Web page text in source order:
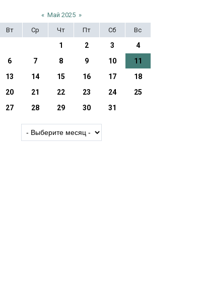
« Май 2025 »
Вт Ср Чт Пт Сб Вс
1 2 3
4
6 7 8 9 10
11
13 14 15 16 17
18
20 21 22 23 24
25
27 28 29 30 31